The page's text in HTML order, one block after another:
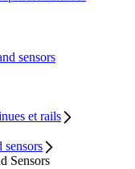
sensors
et rails
Sensors